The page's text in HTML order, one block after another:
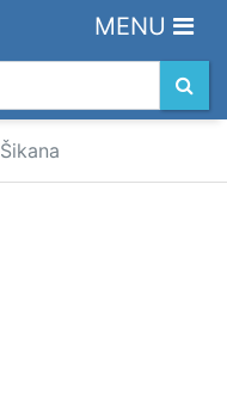
MENU
Šikana